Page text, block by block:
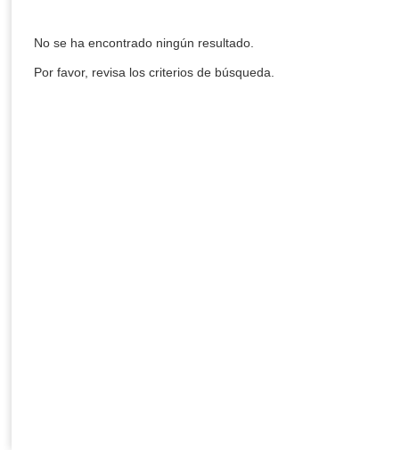
No se ha encontrado ningún resultado.
Por favor, revisa los criterios de búsqueda.